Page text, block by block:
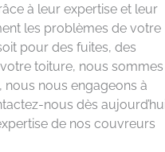
à leur expertise et leur
les problèmes de votre
pour des fuites, des
toiture, nous sommes
nous nous engageons à
nous dès
de nos couvreurs